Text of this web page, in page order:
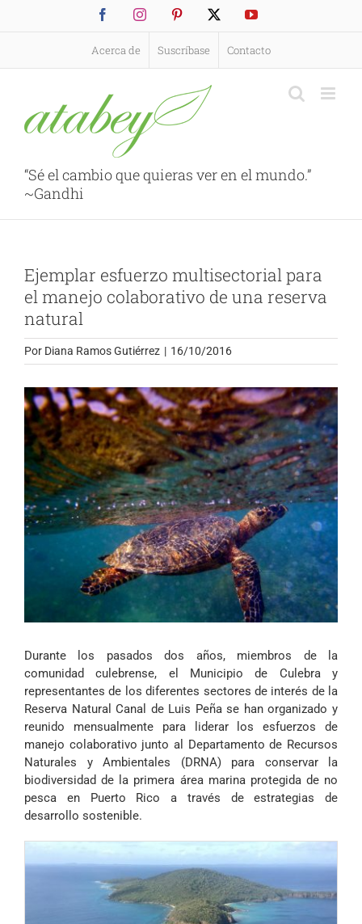
FacebookInstagramPinterest YouTube
Acerca de Suscríbase Contacto
“Sé el cambio que quieras ver en el mundo.”
~Gandhi
Ejemplar esfuerzo multisectorial para
el manejo colaborativo de una reserva
natural
Por Diana Ramos Gutiérrez | 16/10/2016
Durante los pasados dos años, miembros de la
comunidad culebrense, el Municipio de Culebra y
representantes de los diferentes sectores de interés de la
Reserva Natural Canal de Luis Peñase han organizado y
reunido mensualmente para liderar los esfuerzos de
manejo colaborativo junto al Departamento de Recursos
Naturales y Ambientales (DRNA) para conservar la
biodiversidadde la primera área marina protegida de no
pesca en Puerto Rico a través de estrategias de
desarrollo sostenible.